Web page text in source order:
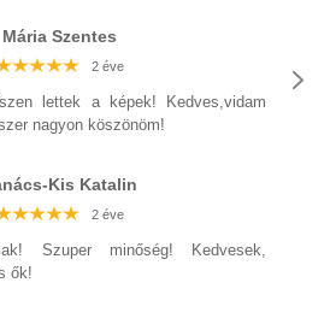
Mária Szentes
2 éve
lettek a képek! Kedves,vidam
nagyon köszönöm!
Kis Katalin
2 éve
Szuper minőség! Kedvesek,
ők!
2 éve
2 éve
2 éve
2 éve
2 éve